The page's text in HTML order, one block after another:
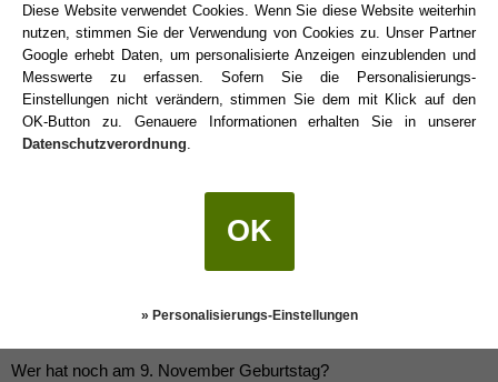
Skorpion Sternzeichen
Wer hat noch am 9. November Geburtstag?
Diese Website verwendet Cookies. Wenn Sie diese Website weiterhin
nutzen, stimmen Sie der Verwendung von Cookies zu. Unser Partner
Google erhebt Daten, um personalisierte Anzeigen einzublenden und
Messwerte zu erfassen. Sofern Sie die Personalisierungs-
Einstellungen nicht verändern, stimmen Sie dem mit Klick auf den
OK-Button zu. Genauere Informationen erhalten Sie in unserer
Datenschutzverordnung
OK
» Personalisierungs-Einstellungen